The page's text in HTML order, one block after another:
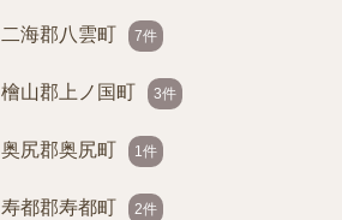
二海郡八雲町 7件
檜山郡上ノ国町 3件
奥尻郡奥尻町 1件
寿都郡寿都町 2件